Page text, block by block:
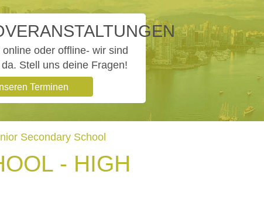
online oder offline- wir sind
Stell uns deine Fragen!
Terminen
Secondary School
- HIGH